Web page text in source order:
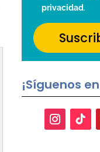
privacidad.
¡Síguenos